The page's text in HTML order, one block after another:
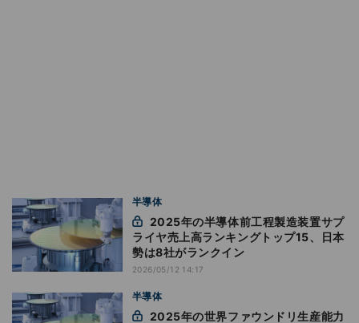
半導体
ライヤ売上高ランキングトップ15、日本
勢は8社がランクイン
2026/05/12 14:17
半導体